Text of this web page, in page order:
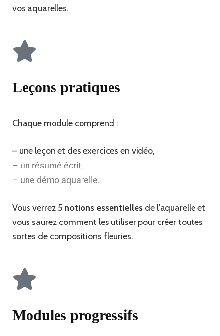
vos aquarelles.
Leçons pratiques
Chaque module comprend :
– une leçon et des exercices en vidéo,
– un résumé écrit,
– une démo aquarelle.
Vous verrez 5 notions essentielles de l’aquarelle et
vous saurez comment les utiliser pour créer toutes
sortes de compositions fleuries.
Modules progressifs